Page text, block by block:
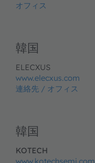
オフィス
韓国
ELECXUS
www.elecxus.com
連絡先 / オフィス
韓国
KOTECH
www.kotechsemi.com